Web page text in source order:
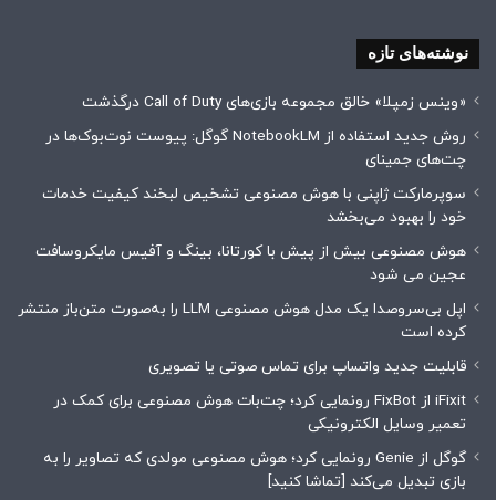
نوشته‌های تازه
«وینس زمپلا» خالق مجموعه بازی‌های Call of Duty درگذشت
روش جدید استفاده از NotebookLM گوگل: پیوست نوت‌بوک‌ها در
چت‌های جمینای
سوپرمارکت ژاپنی با هوش مصنوعی تشخیص لبخند کیفیت خدمات
خود را بهبود می‌بخشد
هوش مصنوعی بیش از پیش با کورتانا، بینگ و آفیس مایکروسافت
عجین می شود
اپل بی‌سروصدا یک مدل هوش مصنوعی LLM را به‌صورت متن‌باز منتشر
کرده است
قابلیت جدید واتساپ برای تماس صوتی یا تصویری
iFixit از FixBot رونمایی کرد؛ چت‌بات هوش مصنوعی برای کمک در
تعمیر وسایل الکترونیکی
گوگل از Genie رونمایی کرد؛ هوش مصنوعی مولدی که تصاویر را به
بازی تبدیل می‌کند [تماشا کنید]